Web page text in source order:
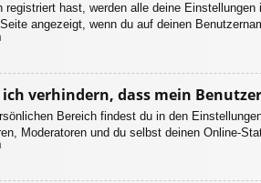
registriert hast, werden alle deine
angezeigt, wenn du auf deinen
verhindern, dass mein
Bereich findest du in den
Moderatoren und du selbst deinen Online-